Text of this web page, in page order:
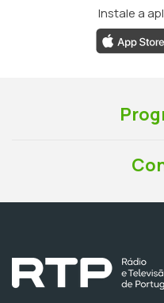
Instale a